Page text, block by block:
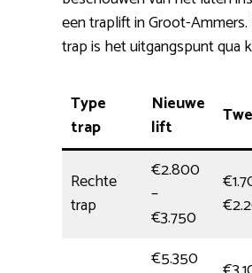
een traplift in Groot-
trap is het uitgangspunt qua
Type
trap
Nieuwe
lift
Rechte
trap
€2.800
–
€3.750
€5.350